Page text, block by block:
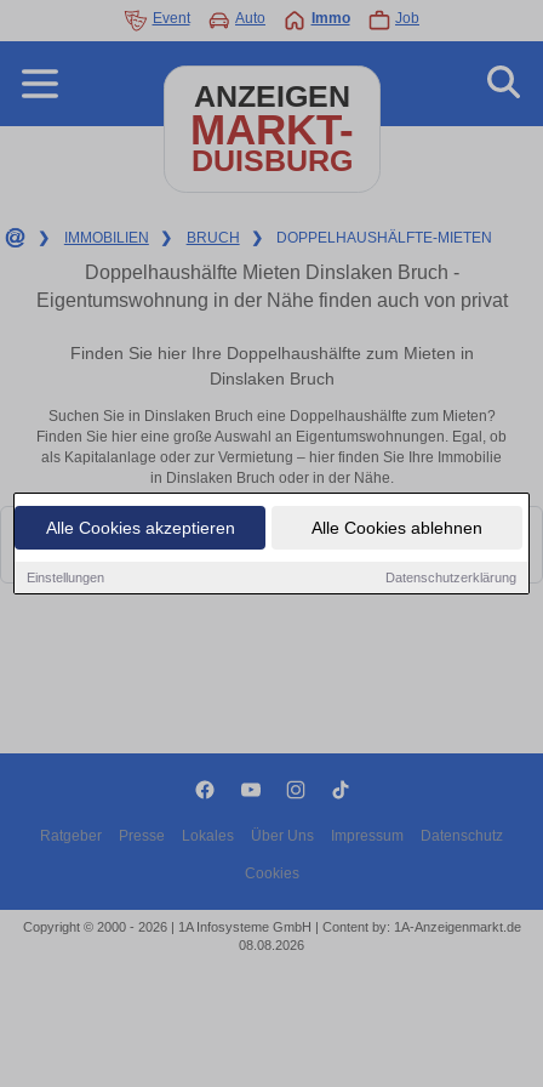
Alle Cookies akzeptieren Alle Cookies ablehnen
Einstellungen Datenschutzerklärung
Event Auto Immo Job
ANZEIGEN
MARKT-
DUISBURG
❯ IMMOBILIEN ❯ BRUCH ❯ DOPPELHAUSHÄLFTE-MIETEN
Doppelhaushälfte Mieten Dinslaken Bruch -
Eigentumswohnung in der Nähe finden auch von privat
Finden Sie hier Ihre Doppelhaushälfte zum Mieten in
Dinslaken Bruch
Suchen Sie in Dinslaken Bruch eine Doppelhaushälfte zum Mieten?
Finden Sie hier eine große Auswahl an Eigentumswohnungen. Egal, ob
als Kapitalanlage oder zur Vermietung – hier finden Sie Ihre Immobilie
in Dinslaken Bruch oder in der Nähe.
Leider konnten wir derzeit keine passenden Objekte finden. Schauen Sie
bald wieder vorbei!
Ratgeber Presse Lokales Über Uns Impressum Datenschutz
Cookies
Copyright © 2000 - 2026 | 1A Infosysteme GmbH | Content by: 1A-Anzeigenmarkt.de
08.08.2026